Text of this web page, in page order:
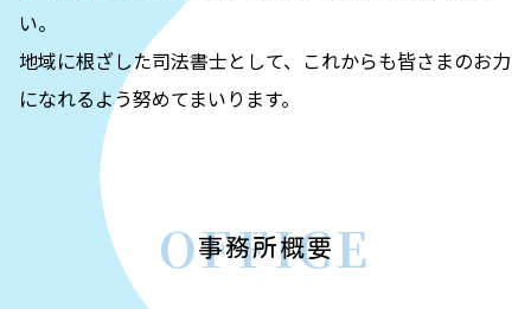
い。
地域に根ざした司法書士として、これからも皆さまのお力
になれるよう努めてまいります。
OFFICE
事務所概要